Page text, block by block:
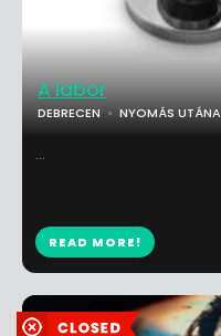
A labor
DEBRECEN NYOMÁS UTÁNA
...
READ MORE!